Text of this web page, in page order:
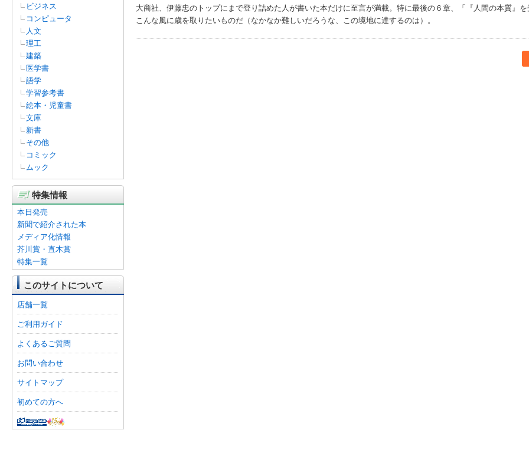
ビジネス
コンピュータ
人文
理工
建築
医学書
語学
学習参考書
絵本・児童書
文庫
新書
その他
コミック
ムック
特集情報
本日発売
新聞で紹介された本
メディア化情報
芥川賞・直木賞
特集一覧
このサイトについて
店舗一覧
ご利用ガイド
よくあるご質問
お問い合わせ
サイトマップ
初めての方へ
大商社、伊藤忠のトップにまで登り詰めた人が書いた本だけに至言が満載。特に最後の６章、「『人間の本質』を
こんな風に歳を取りたいものだ（なかなか難しいだろうな、この境地に達するのは）。